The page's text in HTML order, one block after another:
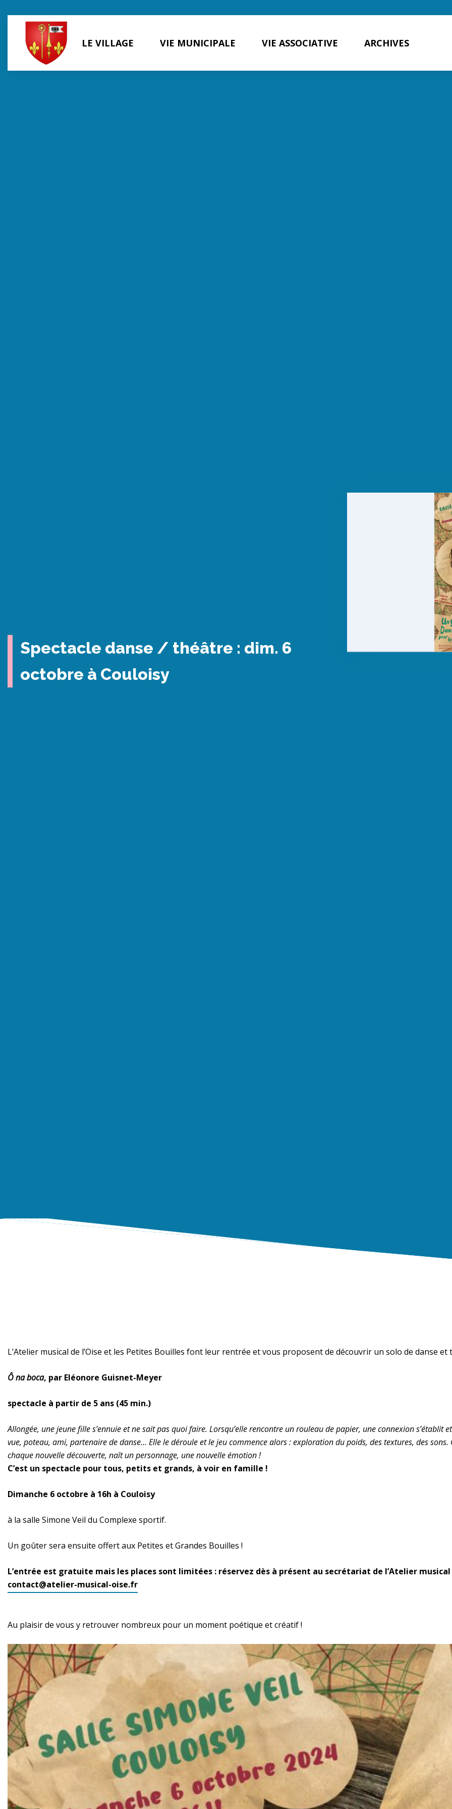
LE VILLAGE VIE MUNICIPALE VIE ASSOCIATIVE ARCHIVES
Spectacle danse / théâtre : dim. 6
octobre à Couloisy
L’Atelier musical de l’Oise et les Petites Bouilles font leur rentrée et vous proposent de découvrir un solo de danse
Ô na boca, par Eléonore Guisnet-Meyer
spectacle à partir de 5 ans (45 min.)
Allongée, une jeune fille s’ennuie et ne sait pas quoi faire. Lorsqu’elle rencontre un rouleau de papier, une connexion s’établit
vue, poteau, ami, partenaire de danse… Elle le déroule et le jeu commence alors : exploration du poids, des textures, des
chaque nouvelle découverte, naît un personnage, une nouvelle émotion !
C’est un spectacle pour tous, petits et grands, à voir en famille !
Dimanche 6 octobre à 16h à Couloisy
à la salle Simone Veil du Complexe sportif.
Un goûter sera ensuite offert aux Petites et Grandes Bouilles !
L’entrée est gratuite mais les places sont limitées : réservez dès à présent au secrétariat de l’Atelier musical
contact@atelier-musical-oise.fr
Au plaisir de vous y retrouver nombreux pour un moment poétique et créatif !